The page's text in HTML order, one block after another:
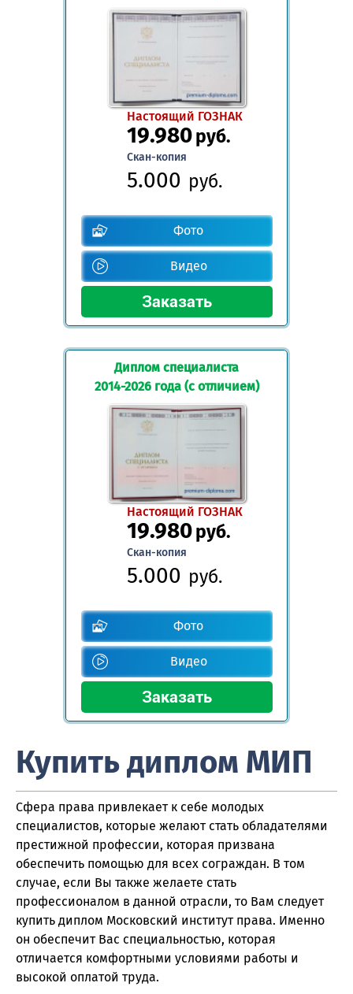
Настоящий ГОЗНАК
19.980руб.
Скан-копия
5.000 руб.
Фото
Видео
Диплом специалиста
2014-2026 года (с отличием)
Настоящий ГОЗНАК
19.980руб.
Скан-копия
5.000 руб.
Фото
Видео
Купить диплом МИП
Сфера права привлекает к себе молодых
специалистов, которые желают стать обладателями
престижной профессии, которая призвана
обеспечить помощью для всех сограждан. В том
случае, если Вы также желаете стать
профессионалом в данной отрасли, то Вам следует
купить диплом Московский институт права. Именно
он обеспечит Вас специальностью, которая
отличается комфортными условиями работы и
высокой оплатой труда.